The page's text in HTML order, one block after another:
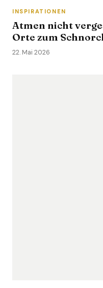
INSPIRATIONEN
Atmen nicht
Orte zum
22. Mai 2026